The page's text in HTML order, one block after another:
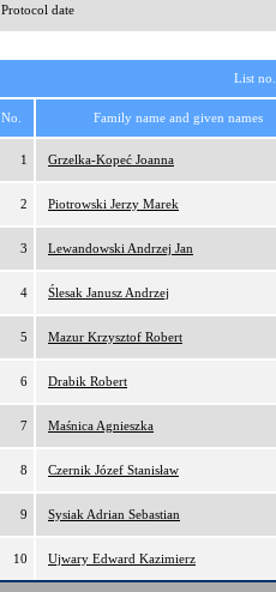
Protocol date
List
No. Family name and given names
1 Grzelka-Kopeć Joanna
2 Piotrowski Jerzy Marek
3 Lewandowski Andrzej Jan
4 Ślesak Janusz Andrzej
5 Mazur Krzysztof Robert
6 Drabik Robert
7 Maśnica Agnieszka
8 Czernik Józef Stanisław
9 Sysiak Adrian Sebastian
10 Ujwary Edward Kazimierz